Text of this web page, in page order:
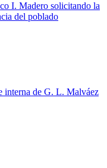
I. Madero solicitando la
del poblado
interna de G. L. Malváez